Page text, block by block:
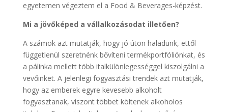
egyetemen végeztem el a Food & Beverages-képzést.
Mi a jövőképed a vállalkozásodat illetően?
A számok azt mutatják, hogy jó úton haladunk, ettől
függetlenül szeretnénk bővíteni termékportfóliónkat, és
a pálinka mellett több italkülönlegességgel kiszolgálni a
vevőinket. A jelenlegi fogyasztási trendek azt mutatják,
hogy az emberek egyre kevesebb alkoholt
fogyasztanak, viszont többet költenek alkoholos